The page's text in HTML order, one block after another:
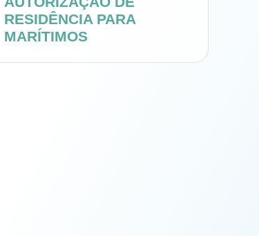
RESIDÊNCIA PARA
MARÍTIMOS